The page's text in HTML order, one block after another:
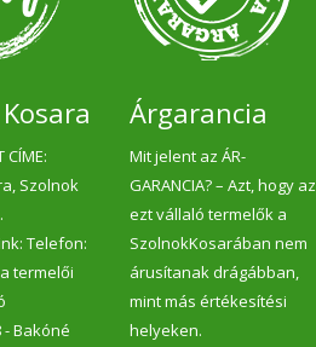
CÍME:
Szolnok
Telefon:
termelői
- Bakóné
Árgarancia
Mit jelent az ÁR-
GARANCIA? – Azt, hogy az
ezt vállaló termelők a
SzolnokKosarában nem
árusítanak drágábban,
mint más értékesítési
helyeken.